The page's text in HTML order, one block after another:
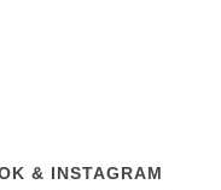
& INSTAGRAM